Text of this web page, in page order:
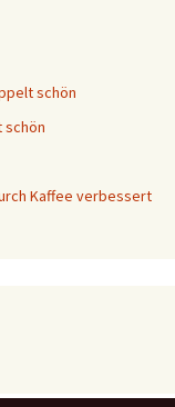
schön
schön
Kaffee verbessert